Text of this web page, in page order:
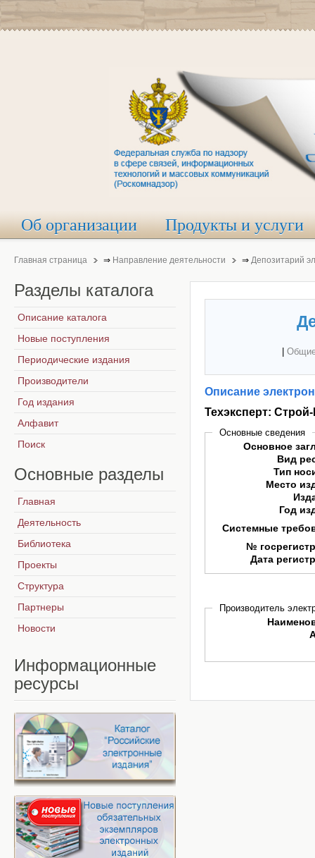
Об организации Продукты и услуги
Главная страница ⇒ Направление деятельности ⇒ Депозитарий
Описание
Техэксперт:
Основные сведения
Основное
Вид
Тип
Место
Год
Системные
№
Дата
Производитель
Разделы каталога
Описание каталога
Новые поступления
Периодические издания
Производители
Год издания
Алфавит
Поиск
Основные разделы
Главная
Деятельность
Библиотека
Проекты
Структура
Партнеры
Новости
Информационные
ресурсы